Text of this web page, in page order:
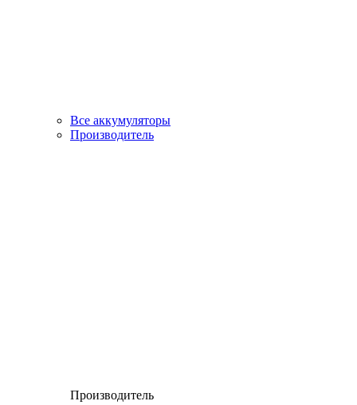
Все аккумуляторы
Производитель
Производитель